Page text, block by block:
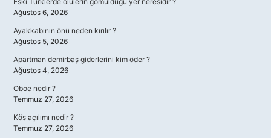
Ağustos 6, 2026
Ayakkabının önü neden kırılır ?
Ağustos 5, 2026
Apartman demirbaş giderlerini kim öder ?
Ağustos 4, 2026
Oboe nedir ?
Temmuz 27, 2026
Kös açılımı nedir ?
Temmuz 27, 2026